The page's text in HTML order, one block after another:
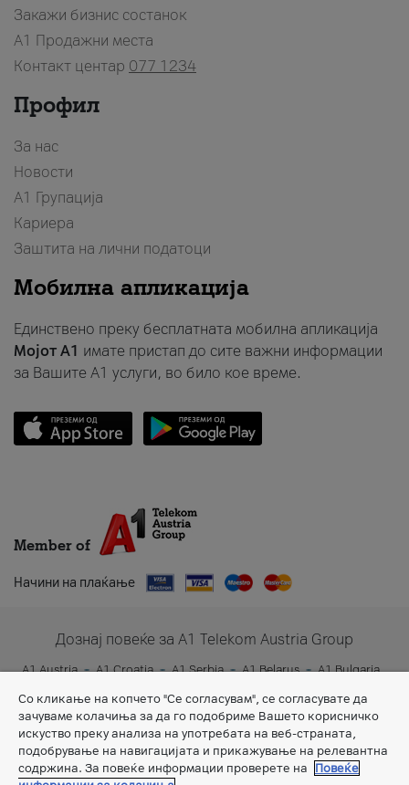
Закажи бизнис состанок
A1 Продажни места
Контакт центар 077 1234
Профил
За нас
Новости
А1 Групација
Кариера
Заштита на лични податоци
Мобилна апликација
Единствено преку бесплатната мобилна апликација
Мојот A1 имате пристап до сите важни информации
за Вашите A1 услуги, во било кое време.
Member of
Начини на плаќање
Дознај повеќе за A1 Telekom Austria Group
A1 Austria A1 Croatia A1 Serbia A1 Belarus
A1 Bulgaria
Со кликање на копчето "Се согласувам", се согласувате да
зачуваме колачиња за да го подобриме Вашето корисничко
искуство преку анализа на употребата на веб-страната,
подобрување на навигацијата и прикажување на релевантна
содржина. За повеќе информации проверете на
Повеќе